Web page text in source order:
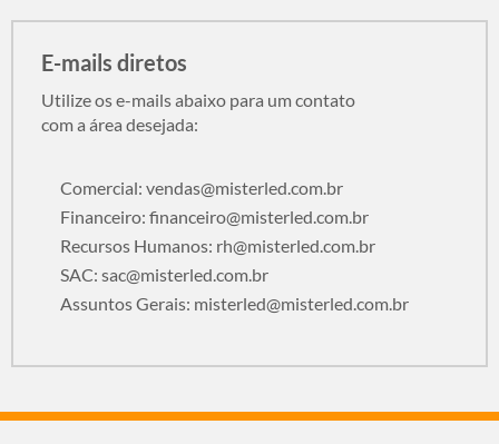
E-mails diretos
Utilize os e-mails abaixo para um contato
com a área desejada:
Comercial: vendas@misterled.com.br
Financeiro: financeiro@misterled.com.br
Recursos Humanos: rh@misterled.com.br
SAC: sac@misterled.com.br
Assuntos Gerais: misterled@misterled.com.br